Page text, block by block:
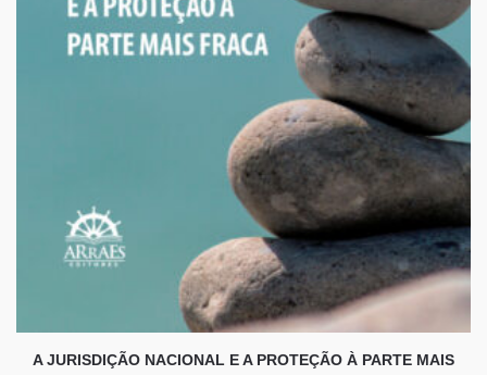
A JURISDIÇÃO NACIONAL E A PROTEÇÃO À PARTE MAIS